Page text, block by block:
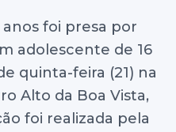
foi presa por
adolescente de 16
quinta-feira (21) na
Alto da Boa Vista,
foi realizada pela